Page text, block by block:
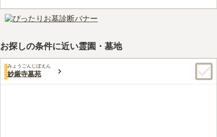
な花が木を植えられています。 宗教については曹洞宗となって
います。過去にどのような宗教を信仰していたかという点につい
口コミ評価
お探しの条件に近い霊園・墓地
みょうごんじぼえん
妙厳寺墓苑